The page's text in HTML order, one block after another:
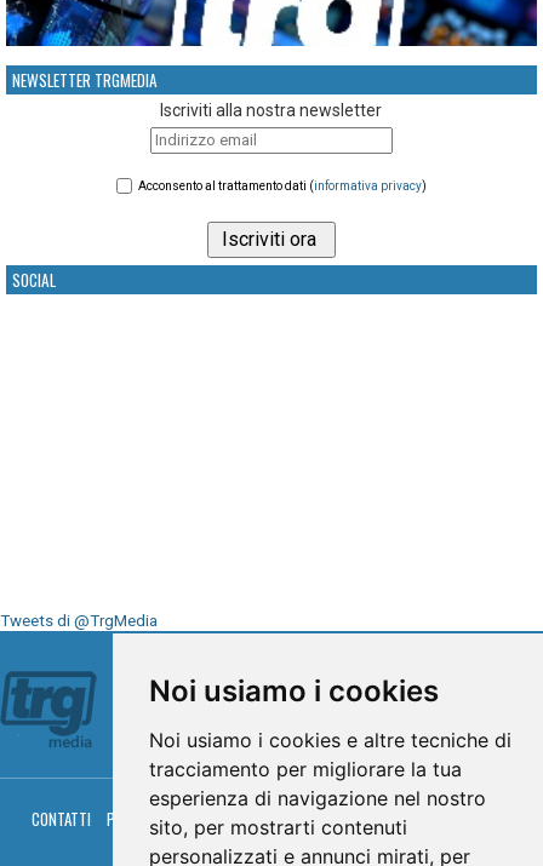
Noi usiamo i cookies
Noi usiamo i cookies e altre tecniche di
tracciamento per migliorare la tua
esperienza di navigazione nel nostro
sito, per mostrarti contenuti
personalizzati e annunci mirati, per
NEWSLETTER TRGMEDIA
Iscriviti alla nostra newsletter
Acconsento al trattamento dati (informativa privacy)
SOCIAL
Tweets di @TrgMedia
CONTATTI PRIVACY COOKIES PALINSESTO DIRETTA TV
RGM HITRADIO